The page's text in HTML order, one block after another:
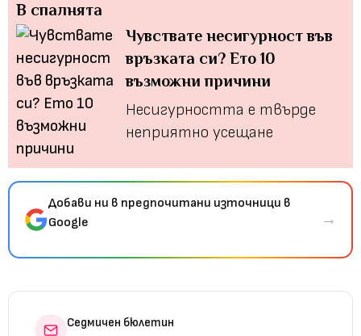
В спалнята
Чувствате несигурност във
връзката си? Ето 10
възможни причини
Несигурността е твърде
неприятно усещане
Добави ни в предпочитани източници в
Google
→
Седмичен бюлетин